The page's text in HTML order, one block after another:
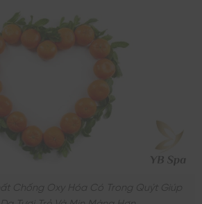
Chống Oxy Hóa Có Trong Quýt Giúp
Tươi Trẻ Và Mịn Màng Hơn